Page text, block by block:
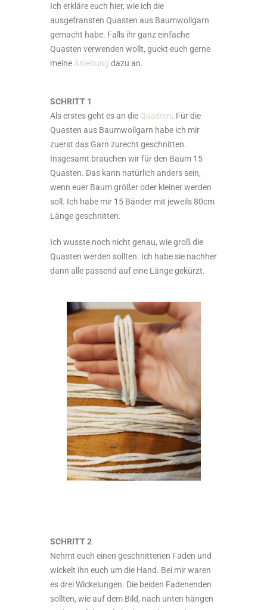
Ich erkläre euch hier, wie ich die
ausgefransten Quasten aus Baumwollgarn
gemacht habe. Falls ihr ganz einfache
Quasten verwenden wollt, guckt euch gerne
meine Anleitung dazu an.
SCHRITT 1
Als erstes geht es an die Quasten. Für die
Quasten aus Baumwollgarn habe ich mir
zuerst das Garn zurecht geschnitten.
Insgesamt brauchen wir für den Baum 15
Quasten. Das kann natürlich anders sein,
wenn euer Baum größer oder kleiner werden
soll. Ich habe mir 15 Bänder mit jeweils 80cm
Länge geschnitten.
Ich wusste noch nicht genau, wie groß die
Quasten werden sollten. Ich habe sie nachher
dann alle passend auf eine Länge gekürzt.
SCHRITT 2
Nehmt euch einen geschnittenen Faden und
wickelt ihn euch um die Hand. Bei mir waren
es drei Wickelungen. Die beiden Fadenenden
sollten, wie auf dem Bild, nach unten hängen